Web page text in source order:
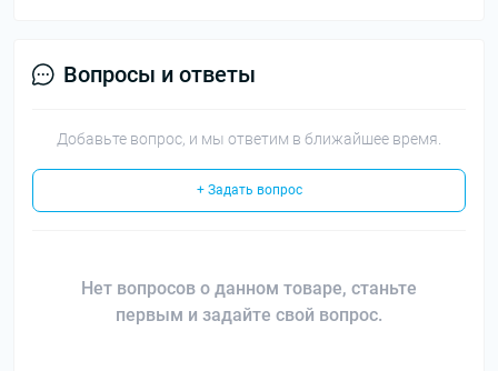
Вопросы и ответы
Добавьте вопрос, и мы ответим в ближайшее время.
+ Задать вопрос
Нет вопросов о данном товаре, станьте
первым и задайте свой вопрос.